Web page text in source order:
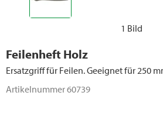
1 Bild
Feilenheft Holz
Ersatzgriff für Feilen. Geeignet für 250
Artikelnummer60739